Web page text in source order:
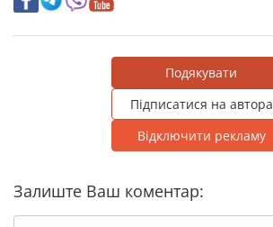
Подякувати
Підписатися на автора
Відключити рекламу
Залиште Ваш коментар: